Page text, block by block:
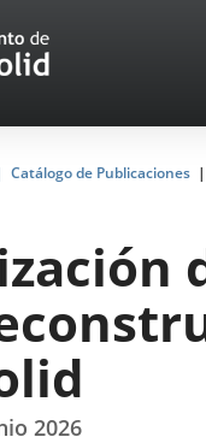
Catálogo de Publicaciones
2026